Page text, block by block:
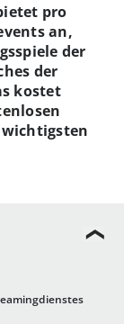
pro
an,
der
der
kostet